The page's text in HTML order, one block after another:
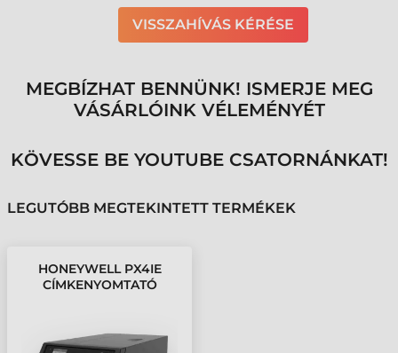
VISSZAHÍVÁS KÉRÉSE
MEGBÍZHAT BENNÜNK! ISMERJE MEG
VÁSÁRLÓINK VÉLEMÉNYÉT
KÖVESSE BE YOUTUBE CSATORNÁNKAT!
LEGUTÓBB MEGTEKINTETT TERMÉKEK
HONEYWELL PX4IE
CÍMKENYOMTATÓ